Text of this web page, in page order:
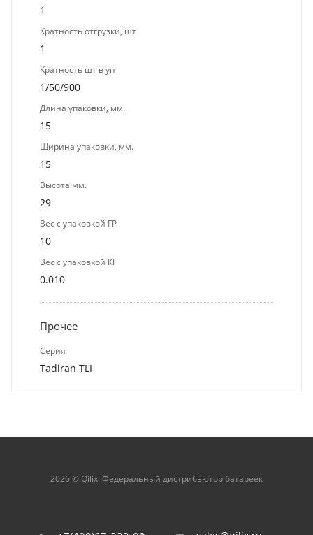
1
Кратность отгрузки, шт
1
Кратность шт в уп
1/50/900
Длина упаковки, мм.
15
Ширина упаковки, мм.
15
Высота мм.
29
Вес с упаковкой ГР
10
Вес с упаковкой КГ
0.010
Прочее
Серия
Tadiran TLI
2026 © Qilix: Федеральный дистрибьютор батареек